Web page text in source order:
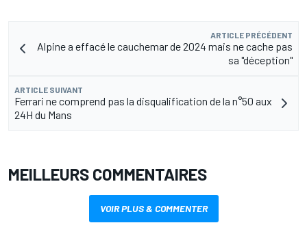
ARTICLE PRÉCÉDENT
Alpine a effacé le cauchemar de 2024 mais ne cache pas
sa "déception"
ARTICLE SUIVANT
Ferrari ne comprend pas la disqualification de la n°50 aux
24H du Mans
MEILLEURS COMMENTAIRES
VOIR PLUS & COMMENTER